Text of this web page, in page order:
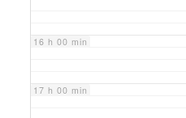
16 h 00 min
17 h 00 min